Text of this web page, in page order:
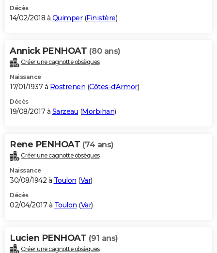
Décès
14/02/2018 à Quimper(Finistère)
Annick PENHOAT (80 ans)
Créer une cagnotte obsèques
Naissance
17/01/1937 à Rostrenen (Côtes-d'Armor)
Décès
19/08/2017 à Sarzeau (Morbihan)
Rene PENHOAT (74 ans)
Créer une cagnotte obsèques
Naissance
30/08/1942 à Toulon (Var)
Décès
02/04/2017 à Toulon (Var)
Lucien PENHOAT (91 ans)
Créer une cagnotte obsèques